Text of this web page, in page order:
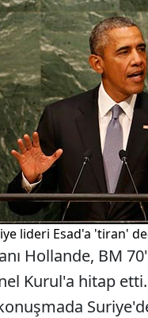
lideri Esad'a 'tiran'
Hollande, BM
Kurul'a hitap